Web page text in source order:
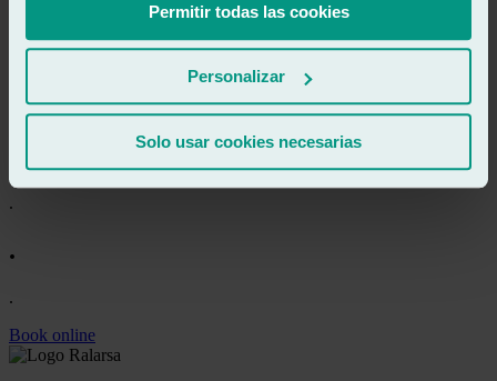
Permitir todas las cookies
Personalizar
Solo usar cookies necesarias
.
.
.
Book online